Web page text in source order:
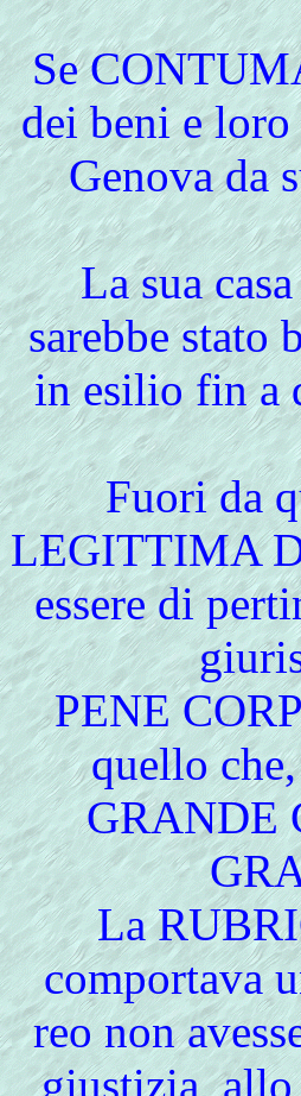
Se
dei beni e
Genova da
La sua
sarebbe stato
in esilio fin a
Fuori da
LEGITTIMA
essere di
PENE
quello
GRANDE
La
comportava
reo non
giustizia, allo